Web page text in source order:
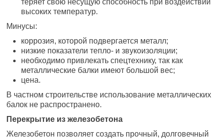
теряет свою несущую способность при воздействии
высоких температур.
Минусы:
коррозия, которой подвергается металл;
низкие показатели тепло- и звукоизоляции;
необходимо привлекать спецтехнику, так как
металлические балки имеют большой вес;
цена.
В частном строительстве использование металлических
балок не распространено.
Перекрытие из железобетона
Железобетон позволяет создать прочный, долговечный